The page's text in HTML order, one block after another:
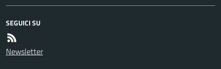
SEGUICI SU
Newsletter